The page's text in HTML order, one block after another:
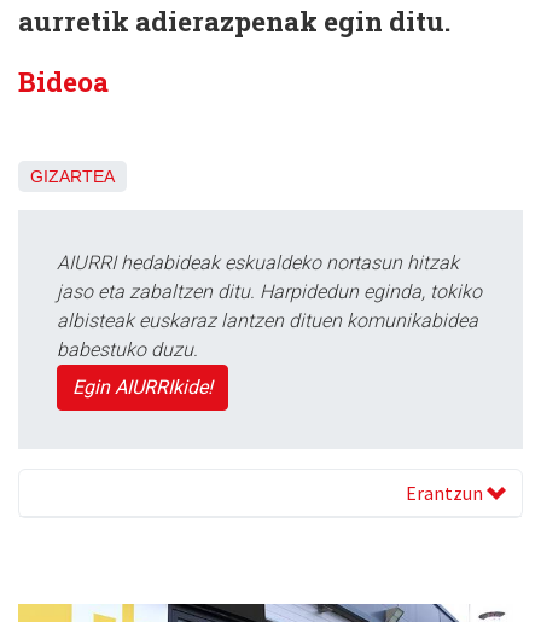
aurretik adierazpenak egin ditu.
Bideoa
GIZARTEA
AIURRI hedabideak eskualdeko nortasun hitzak
jaso eta zabaltzen ditu. Harpidedun eginda, tokiko
albisteak euskaraz lantzen dituen komunikabidea
babestuko duzu.
Egin AIURRIkide!
Erantzun